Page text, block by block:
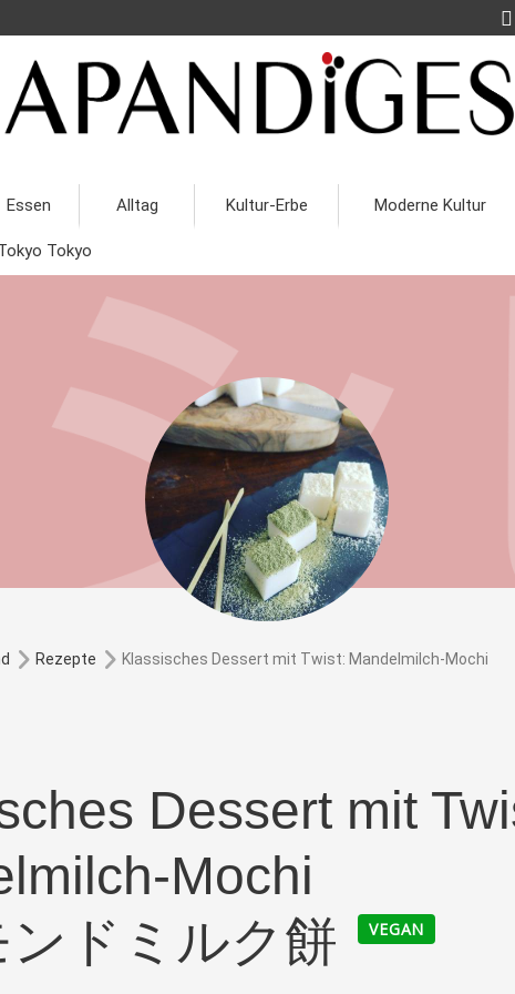
Essen Alltag Kultur-Erbe Moderne Kultur
Tokyo
Rezepte Klassisches Dessert mit Twist: Mandelmilch-Mochi
Dessert mit
Mochi
ンドミルク餅
VEGAN